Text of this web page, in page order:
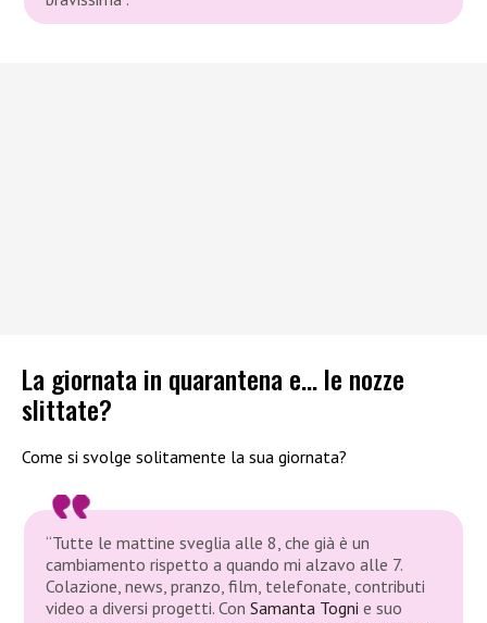
La giornata in quarantena e… le nozze
slittate?
Come si svolge solitamente la sua giornata?
“Tutte le mattine sveglia alle 8, che già è un
cambiamento rispetto a quando mi alzavo alle 7.
Colazione, news, pranzo, film, telefonate, contributi
video a diversi progetti. ConSamanta Togni e suo